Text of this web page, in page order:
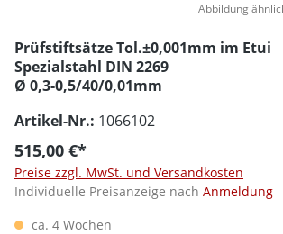
Abbildung
Prüfstiftsätze Tol.±0,001mm im Etui
Spezialstahl DIN 2269
Ø 0,3-0,5/40/0,01mm
Artikel-Nr.: 1066102
515,00 €*
Preise zzgl. MwSt. und Versandkosten
Individuelle Preisanzeige nach Anmeldung
ca. 4 Wochen